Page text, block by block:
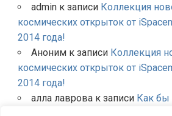
adminк записи Коллекция
космических открыток от
2014 года!
Анонимк записи Коллекция
космических открыток от
2014 года!
алла лавровак записи Как бы